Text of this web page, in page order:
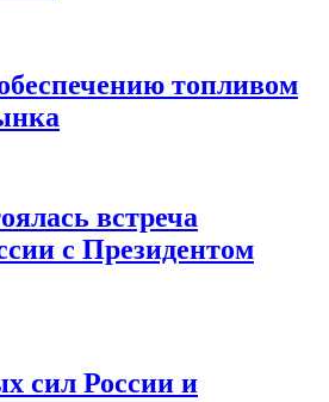
топливом
встреча
с Президентом
сил России и